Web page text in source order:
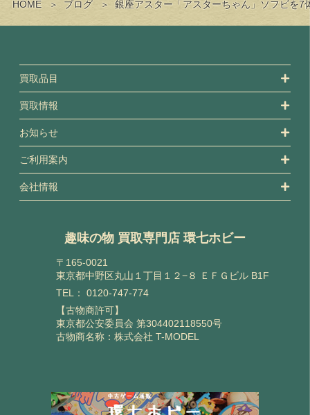
HOME ブログ 銀座アスター「アスターちゃん」ソフビを
買取品目
買取情報
お知らせ
ご利用案内
会社情報
趣味の物 買取専門店 環七ホビー
〒165-0021
東京都中野区丸山１丁目１２−８ ＥＦＧビル B1F
TEL： 0120-747-774
【古物商許可】
東京都公安委員会 第304402118550号
古物商名称：株式会社 T-MODEL